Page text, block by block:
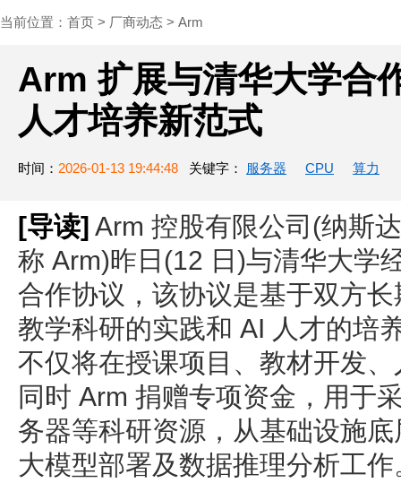
当前位置： 首页 > 厂商动态 > Arm
Arm 扩展与清华大学合
人才培养新范式
时间： 2026-01-13 19:44:48 关键字： 服务器 CPU 算力
[导读] Arm 控股有限公司(纳斯
称 Arm)昨日(12 日)与清华大学
合作协议，该协议是基于双方
教学科研的实践和 AI 人才的培
不仅将在授课项目、教材开发
同时 Arm 捐赠专项资金，用于
务器等科研资源，从基础设施
大模型部署及数据推理分析工